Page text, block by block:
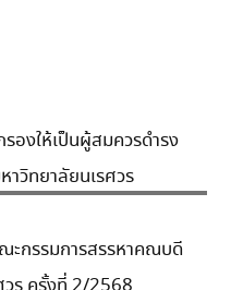
องให้เป็นผู้สมควรดำรง
วิทยาลัยนเรศวร
ะกรรมการสรรหาคณบดี